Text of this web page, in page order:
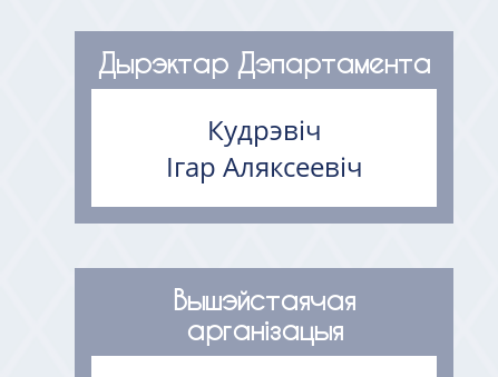
Дырэктар Дэпартамента
Кудрэвіч
Ігар Аляксеевіч
Вышэйстаячая
арганізацыя